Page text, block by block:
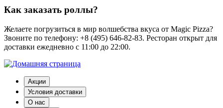
Как заказать роллы?
Желаете погрузиться в мир волшебства вкуса от Magic Pizza?
Звоните по телефону: +8 (495) 646-82-83. Ресторан открыт для
доставки ежедневно с 11:00 до 22:00.
Акции
Условия доставки
О нас